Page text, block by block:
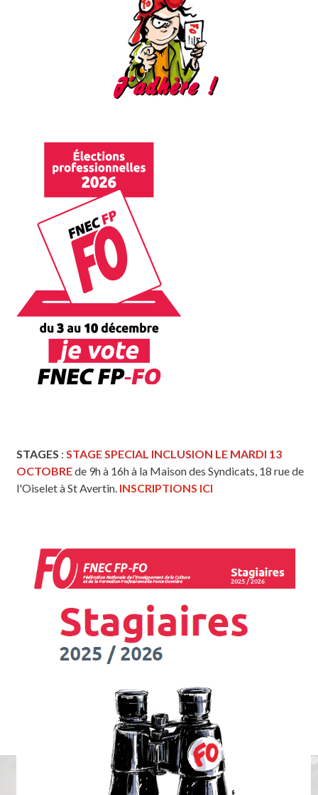
STAGES : STAGE SPECIAL INCLUSION LE MARDI 13
OCTOBREde 9h à 16h à la Maison des Syndicats, 18 rue de
l'Oiselet à St Avertin. INSCRIPTIONS ICI